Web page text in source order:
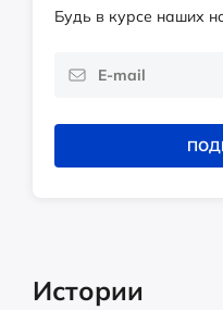
Будь в курсе наших
Истории